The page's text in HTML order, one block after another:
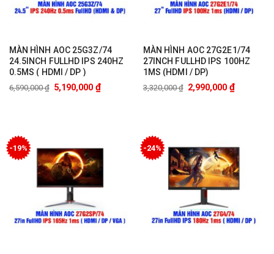
MÀN HÌNH AOC 25G3Z/74
24.5INCH FULLHD IPS 240HZ
0.5MS ( HDMI / DP )
6,590,000₫ 5,190,000 ₫
MÀN HÌNH AOC 27G2E1/74
27INCH FULLHD IPS 100HZ
1MS (HDMI / DP)
3,320,000₫ 2,990,000 ₫
-19% -24%